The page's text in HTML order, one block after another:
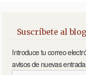
Suscríbete al
Introduce tu correo
avisos de nuevas